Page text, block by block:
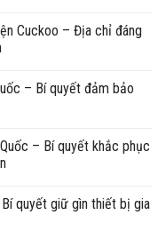
Cuckoo – Địa chỉ đáng
– Bí quyết đảm bảo
– Bí quyết khắc phục
quyết giữ gìn thiết bị gia